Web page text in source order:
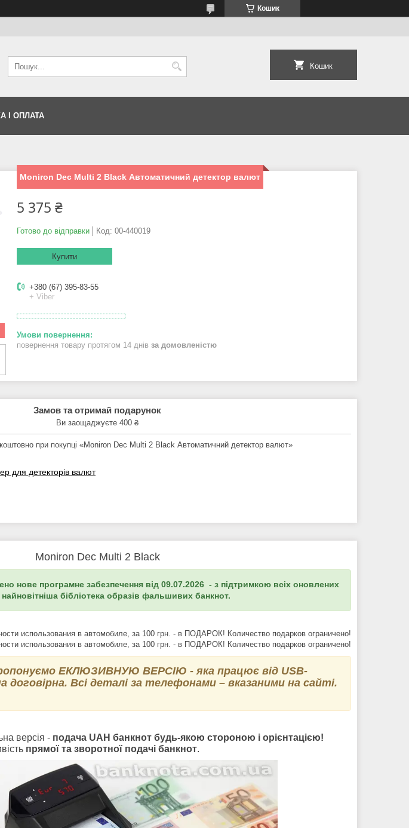
Кошик
Кошик
І ОПЛАТА
Moniron Dec Multi 2 Black Автоматичний детектор валют
5 375 ₴
Готово до відправки Код: 00-440019
Купити
+380 (67) 395-83-55
+ Viber
повернення товару протягом 14 днів за домовленістю
Замов та отримай подарунок
Ви заощаджуєте 400 ₴
при покупці «Moniron Dec Multi 2 Black Автоматичний детектор валют»
для детекторів валют
Moniron Dec Multi 2 Black
нове програмне забезпечення від 09.07.2026 - з підтримкою всіх оновлених
бібліотека образів фальшивих банкнот.
ЕКЛЮЗИВНУЮ ВЕРСІЮ - яка працює від USB-
договірна. Всі деталі за телефонами – вказаними на сайті.
версія - подача UAH банкнот будь-якою стороною і орієнтацією!
прямої та зворотної подачі банкнот.